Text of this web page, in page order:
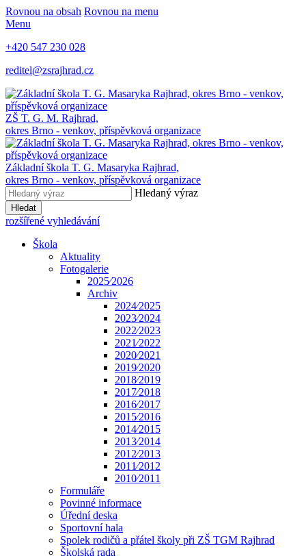
Rovnou na obsah Rovnou na menu
Menu
+420 547 230 028
reditel@zsrajhrad.cz
ZŠ T. G. M. Rajhrad,
okres Brno - venkov, příspěvková organizace
Základní škola T. G. Masaryka Rajhrad,
okres Brno - venkov, příspěvková organizace
Hledaný výraz
Hledat
rozšířené vyhledávání
Škola
Aktuality
Fotogalerie
2025⁄2026
Archiv
2024⁄2025
2023⁄2024
2022⁄2023
2021⁄2022
2020⁄2021
2019⁄2020
2018⁄2019
2017⁄2018
2016⁄2017
2015⁄2016
2014⁄2015
2013⁄2014
2012⁄2013
2011⁄2012
2010⁄2011
Formuláře
Povinné informace
Úřední deska
Sportovní hala
Spolek rodičů a přátel školy při ZŠ TGM Rajhrad
Školská rada